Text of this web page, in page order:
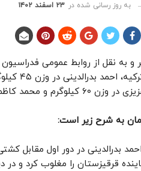
به روز رسانی شده در ۲۳ اسفند ۱۴۰۲
و به نقل از روابط عمومی
۷۱ کیلوگرم صاحب مدال نقره شدند.
به شرح زیر است:
قرقیزستان را مغلوب کرد و